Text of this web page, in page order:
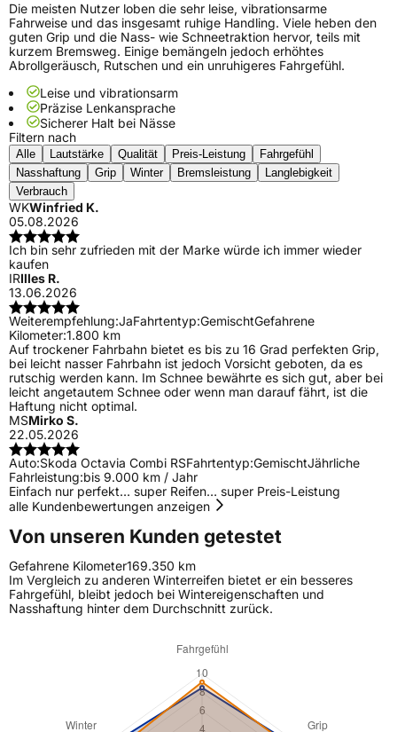
Die meisten Nutzer loben die sehr leise, vibrationsarme
Fahrweise und das insgesamt ruhige Handling. Viele heben den
guten Grip und die Nass- wie Schneetraktion hervor, teils mit
kurzem Bremsweg. Einige bemängeln jedoch erhöhtes
Abrollgeräusch, Rutschen und ein unruhigeres Fahrgefühl.
Leise und vibrationsarm
Präzise Lenkansprache
Sicherer Halt bei Nässe
Filtern nach
Alle Lautstärke Qualität Preis-Leistung
Fahrgefühl
Nasshaftung
Grip Winter Bremsleistung
Langlebigkeit
Verbrauch
WKWinfried K.
05.08.2026
Ich bin sehr zufrieden mit der Marke würde ich immer wieder
kaufen
IRIlles R.
13.06.2026
Weiterempfehlung:JaFahrtentyp:GemischtGefahrene
Kilometer:1.800 km
Auf trockener Fahrbahn bietet es bis zu 16 Grad perfekten Grip,
bei leicht nasser Fahrbahn ist jedoch Vorsicht geboten, da es
rutschig werden kann. Im Schnee bewährte es sich gut, aber bei
leicht angetautem Schnee oder wenn man darauf fährt, ist die
Haftung nicht optimal.
MSMirko S.
22.05.2026
Auto:Skoda Octavia Combi RSFahrtentyp:GemischtJährliche
Fahrleistung:bis 9.000 km / Jahr
Einfach nur perfekt… super Reifen… super Preis-Leistung
alle Kundenbewertungen anzeigen
Von unseren Kunden getestet
Gefahrene Kilometer169.350 km
Im Vergleich zu anderen Winterreifen bietet er ein besseres
Fahrgefühl, bleibt jedoch bei Wintereigenschaften und
Nasshaftung hinter dem Durchschnitt zurück.